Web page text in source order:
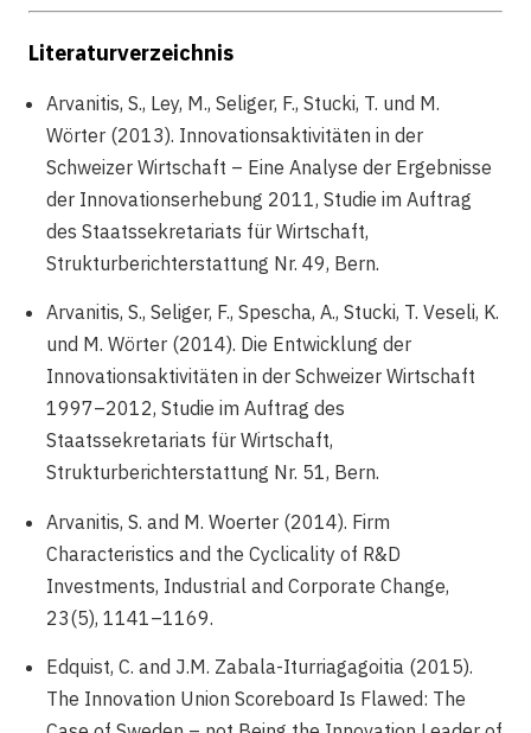
Literaturverzeichnis
Arvanitis, S., Ley, M., Seliger, F., Stucki, T. und M.
Wörter (2013). Innovationsaktivitäten in der
Schweizer Wirtschaft – Eine Analyse der Ergebnisse
der Innovationserhebung 2011, Studie im Auftrag
des Staatssekretariats für Wirtschaft,
Strukturberichterstattung Nr. 49, Bern.
Arvanitis, S., Seliger, F., Spescha, A., Stucki, T. Veseli, K.
und M. Wörter (2014). Die Entwicklung der
Innovationsaktivitäten in der Schweizer Wirtschaft
1997–2012, Studie im Auftrag des
Staatssekretariats für Wirtschaft,
Strukturberichterstattung Nr. 51, Bern.
Arvanitis, S. and M. Woerter (2014). Firm
Characteristics and the Cyclicality of R&D
Investments, Industrial and Corporate Change,
23(5), 1141–1169.
Edquist, C. and J.M. Zabala-Iturriagagoitia (2015).
The Innovation Union Scoreboard Is Flawed: The